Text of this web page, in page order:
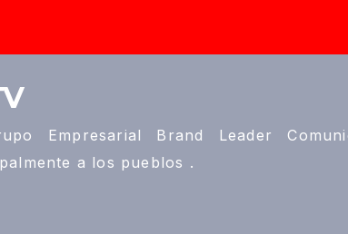
Empresarial Brand Leader
a los pueblos .